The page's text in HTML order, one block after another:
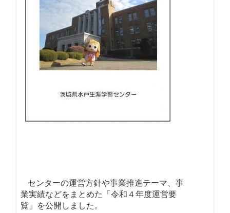
センターの運営方針や事業推進テーマ、事
業実績などをまとめた「令和４年度運営要
覧」を公開しました。